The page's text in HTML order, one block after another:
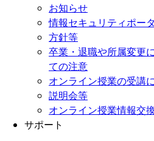
お知らせ
情報セキュリティポー
方針等
卒業・退職や所属変更
ての注意
オンライン授業の受講
説明会等
オンライン授業情報交
サポート